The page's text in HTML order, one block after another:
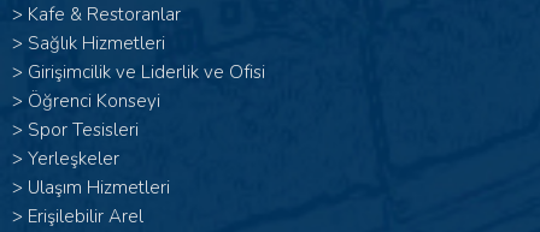
> Kafe & Restoranlar
> Sağlık Hizmetleri
> Girişimcilik ve Liderlik ve Ofisi
> Öğrenci Konseyi
> Spor Tesisleri
> Yerleşkeler
> Ulaşım Hizmetleri
> Erişilebilir Arel